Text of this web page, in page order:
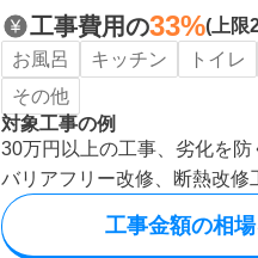
工事費用の33%(上限
お風呂
キッチン トイレ
その他
対象工事の例
30万円以上の工事、劣化を防
バリアフリー改修、断熱改修
工事金額の相